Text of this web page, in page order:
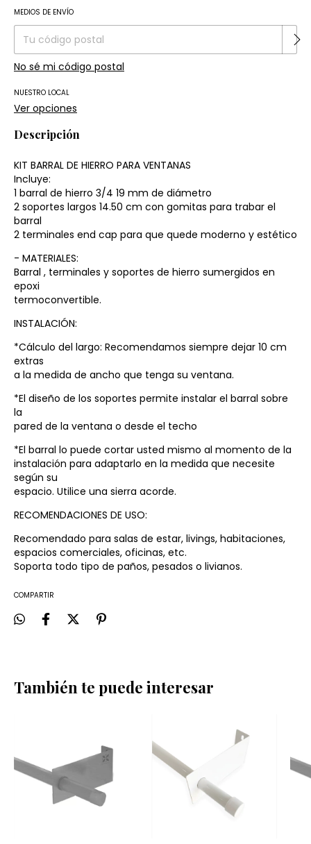
Entregas para el CP:
MEDIOS DE ENVÍO
No sé mi código postal
NUESTRO LOCAL
Ver opciones
Descripción
KIT BARRAL DE HIERRO PARA VENTANAS
Incluye:
1 barral de hierro 3/4 19 mm de diámetro
2 soportes largos 14.50 cm con gomitas para trabar el
barral
2 terminales end cap para que quede moderno y estético
- MATERIALES:
Barral , terminales y soportes de hierro sumergidos en
epoxi
termoconvertible.
INSTALACIÓN:
*Cálculo del largo: Recomendamos siempre dejar 10 cm
extras
a la medida de ancho que tenga su ventana.
*El diseño de los soportes permite instalar el barral sobre
la
pared de la ventana o desde el techo
*El barral lo puede cortar usted mismo al momento de la
instalación para adaptarlo en la medida que necesite
según su
espacio. Utilice una sierra acorde.
RECOMENDACIONES DE USO:
Recomendado para salas de estar, livings, habitaciones,
espacios comerciales, oficinas, etc.
Soporta todo tipo de paños, pesados o livianos.
COMPARTIR
También te puede interesar